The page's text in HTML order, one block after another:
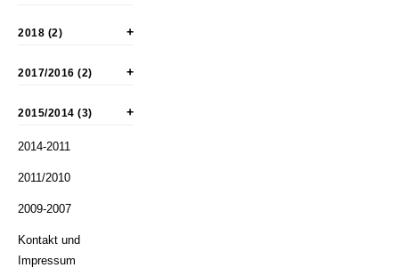
2018 (2)
2017/2016 (2)
2015/2014 (3)
2014-2011
2011/2010
2009-2007
Kontakt und
Impressum